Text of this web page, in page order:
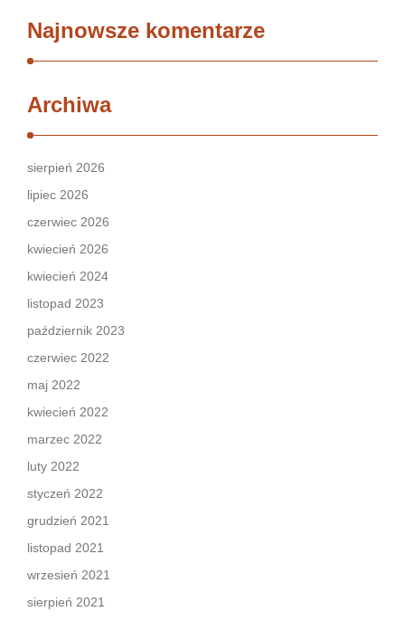
Najnowsze komentarze
Archiwa
sierpień 2026
lipiec 2026
czerwiec 2026
kwiecień 2026
kwiecień 2024
listopad 2023
październik 2023
czerwiec 2022
maj 2022
kwiecień 2022
marzec 2022
luty 2022
styczeń 2022
grudzień 2021
listopad 2021
wrzesień 2021
sierpień 2021